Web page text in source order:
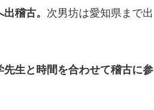
稽古。 次男坊は愛知県まで出
生と時間を合わせて稽古に参